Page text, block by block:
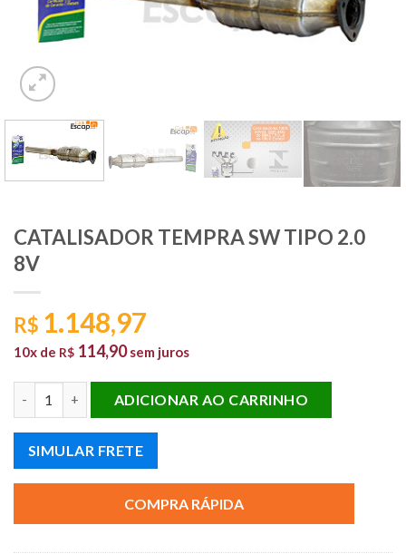
CATALISADOR TEMPRA SW TIPO 2.0
8V
R$ 1.148,97
10x de R$ 114,90 sem juros
ADICIONAR AO CARRINHO
SIMULAR FRETE
COMPRA RÁPIDA